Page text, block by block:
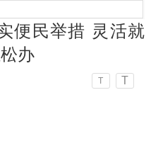
便民举措 灵活就
办
T T